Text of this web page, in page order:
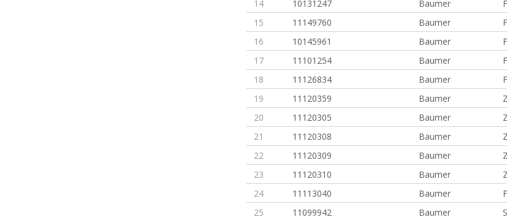
14 10131247 Baumer
15 11149760 Baumer
16 10145961 Baumer
17 11101254 Baumer
18 11126834 Baumer
19 11120359 Baumer
20 11120305 Baumer
21 11120308 Baumer
22 11120309 Baumer
23 11120310 Baumer
24 11113040 Baumer
25 11099942 Baumer